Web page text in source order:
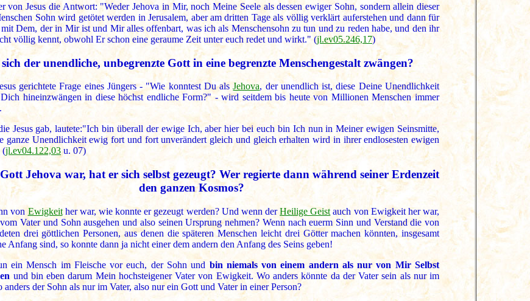
von Jesus die Antwort: "Weder Jehova in Mir, noch Meine Seele als dessen ewiger Sohn, sondern allein dieser
Sohn wird getötet werden in Jerusalem, aber am dritten Tage als völlig verklärt auferstehen und dann für
Dem, der in Mir ist und Mir alles offenbart, was ich als Menschensohn zu tun und zu reden habe, und den ihr
völlig kennt, obwohl Er schon eine geraume Zeit unter euch redet und wirkt." (jl.ev05.246,17)
der unendliche, unbegrenzte Gott in eine begrenzte Menschengestalt zwängen?
gerichtete Frage eines Jüngers - "Wie konntest Du alsJehova, der unendlich ist, diese Deine Unendlichkeit
hineinzwängen in diese höchst endliche Form?" - wird seitdem bis heute von Millionen Menschen immer
Jesus gab, lautete:"Ich bin überall der ewige Ich, aber hier bei euch bin Ich nun in Meiner ewigen Seinsmitte,
ganze Unendlichkeit ewig fort und fort unverändert gleich und gleich erhalten wird in ihrer endlosesten ewigen
(jl.ev04.122,03u. 07)
Jehova war, hat er sich selbst gezeugt? Wer regierte dann während seiner Erdenzeit
den ganzen Kosmos?
vonEwigkeither war, wie konnte er gezeugt werden? Und wenn derHeilige Geist auch von Ewigkeit her war,
Vater und Sohn ausgehen und also seinen Ursprung nehmen? Wenn nach euerm Sinn und Verstand die von
drei göttlichen Personen, aus denen die späteren Menschen leicht drei Götter machen könnten, insgesamt
Anfang sind, so konnte dann ja nicht einer dem andern den Anfang des Seins geben!
ein Mensch im Fleische vor euch, der Sohn und bin niemals von einem andern als nur von Mir Selbst
und bin eben darum Mein hochsteigener Vater von Ewigkeit. Wo anders könnte da der Vater sein als nur im
anders der Sohn als nur im Vater, also nur ein Gott und Vater in einer Person?